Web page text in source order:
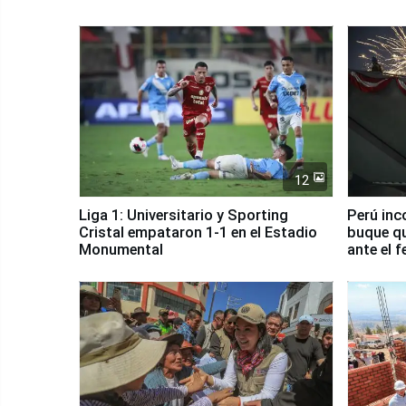
12
Liga 1: Universitario y Sporting
Cristal empataron 1-1 en el Estadio
Monumental
Perú
buque
ante el